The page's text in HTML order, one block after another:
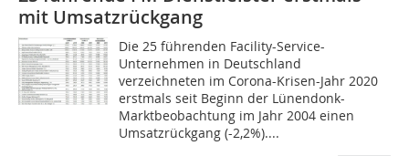
mit Umsatzrückgang
Die 25 führenden Facility-Service-
Unternehmen in Deutschland
verzeichneten im Corona-Krisen-Jahr 2020
erstmals seit Beginn der Lünendonk-
Marktbeobachtung im Jahr 2004 einen
Umsatzrückgang (-2,2%)....